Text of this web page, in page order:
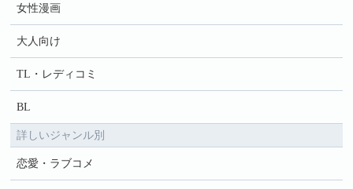
女性漫画
大人向け
TL・レディコミ
BL
詳しいジャンル別
恋愛・ラブコメ